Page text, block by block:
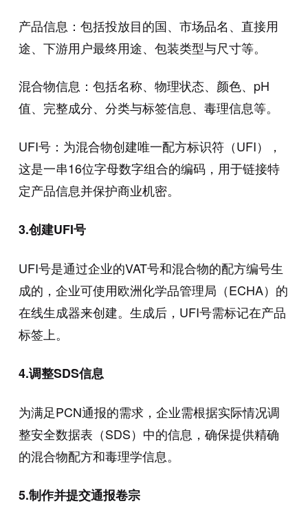
产品信息：包括投放目的国、市场品名、直接用
途、下游用户最终用途、包装类型与尺寸等。
混合物信息：包括名称、物理状态、颜色、pH
值、完整成分、分类与标签信息、毒理信息等。
UFI号：为混合物创建唯一配方标识符（UFI），
这是一串16位字母数字组合的编码，用于链接特
定产品信息并保护商业机密。
3.创建UFI号
UFI号是通过企业的VAT号和混合物的配方编号生
成的，企业可使用欧洲化学品管理局（ECHA）的
在线生成器来创建。生成后，UFI号需标记在产品
标签上。
4.调整SDS信息
为满足PCN通报的需求，企业需根据实际情况调
整安全数据表（SDS）中的信息，确保提供精确
的混合物配方和毒理学信息。
5.制作并提交通报卷宗